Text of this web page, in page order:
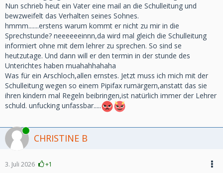
Nun schrieb heut ein Vater eine mail an die Schulleitung und
bewzweifelt das Verhalten seines Sohnes.
hmmm.......erstens warum kommt er nicht zu mir in die
Sprechstunde? neeeeeeinnn,da wird mal gleich die Schulleitung
informiert ohne mit dem lehrer zu sprechen. So sind se
heutzutage. Und dann will er den termin in der stunde des
Unterichtes haben muahahhahaha
Was für ein Arschloch,allen ernstes. Jetzt muss ich mich mit der
Schulleitung wegen so einem Pipifax rumärgern,anstatt das sie
ihren kindern mal Regeln beibringen,ist natürlich immer der Lehrer
schuld. unfucking unfassbar.....
Online
CHRISTINE B
3. Juli 2026 +1